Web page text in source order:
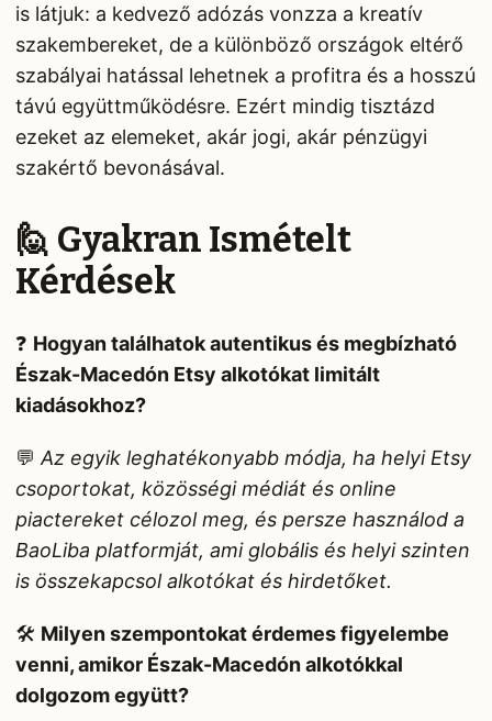
is látjuk: a kedvező adózás vonzza a kreatív
szakembereket, de a különböző országok eltérő
szabályai hatással lehetnek a profitra és a hosszú
távú együttműködésre. Ezért mindig tisztázd
ezeket az elemeket, akár jogi, akár pénzügyi
szakértő bevonásával.
🙋 Gyakran Ismételt
Kérdések
❓ Hogyan találhatok autentikus és megbízható
Észak-Macedón Etsy alkotókat limitált
kiadásokhoz?
💬Az egyik leghatékonyabb módja, ha helyi Etsy
csoportokat, közösségi médiát és online
piactereket célozol meg, és persze használod a
BaoLiba platformját, ami globális és helyi szinten
is összekapcsol alkotókat és hirdetőket.
🛠️ Milyen szempontokat érdemes figyelembe
venni, amikor Észak-Macedón alkotókkal
dolgozom együtt?